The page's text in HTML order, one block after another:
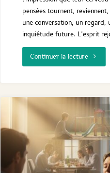
tensions
pensées tournent,
une conversation, un regard,
inquiétude future. L’esprit
Continuer la lecture
trop
?